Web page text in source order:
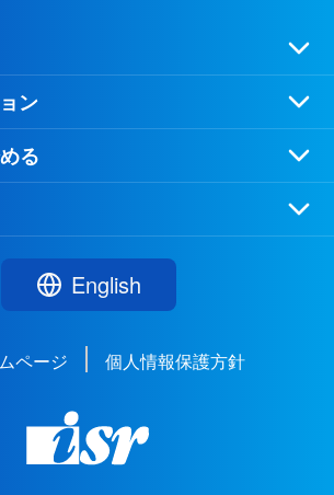
ン
る
English
ページ 個人情報保護方針